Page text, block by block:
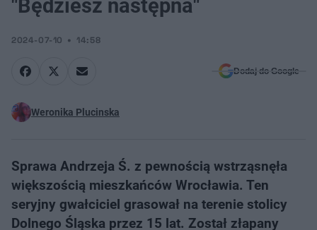
"Będziesz następna"
2024-07-10 14:58
Dodaj do Google
Weronika Plucinska
Sprawa Andrzeja Ś. z pewnością wstrząsnęła
większością mieszkańców Wrocławia. Ten
seryjny gwałciciel grasował na terenie stolicy
Dolnego Śląska przez 15 lat. Został złapany